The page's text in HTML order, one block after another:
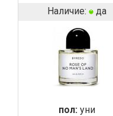
Наличие: да
пол: уни